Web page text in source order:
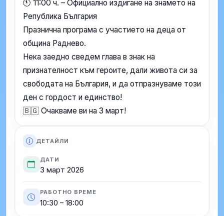
🕚 11:00 ч. – Официално издигане на знамето на
Република България
Празнична програма с участието на деца от
община Раднево.
Нека заедно сведем глава в знак на
признателност към героите, дали живота си за
свободата на България, и да отпразнуваме този
ден с гордост и единство!
🇧🇬 Очакваме ви на 3 март!
ДЕТАЙЛИ
ДАТИ
3 март 2026
РАБОТНО ВРЕМЕ
10:30 – 18:00